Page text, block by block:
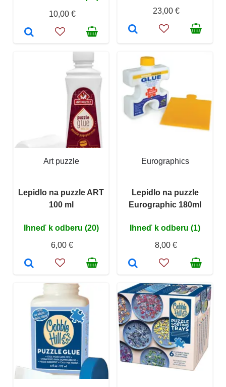
10,00 €
23,00 €
Art puzzle
Lepidlo na puzzle ART
100 ml
Ihneď k odberu (20)
6,00 €
Eurographics
Lepidlo na puzzle
Eurographic 180ml
Ihneď k odberu (1)
8,00 €